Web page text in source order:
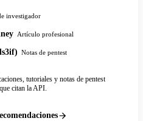
investigador
Artículo profesional
Notas de pentest
tutoriales y notas de pentest
citan la API.